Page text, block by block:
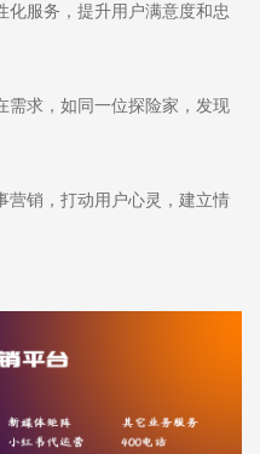
服务，提升用户满意度和忠
求，如同一位探险家，发现
销，打动用户心灵，建立情